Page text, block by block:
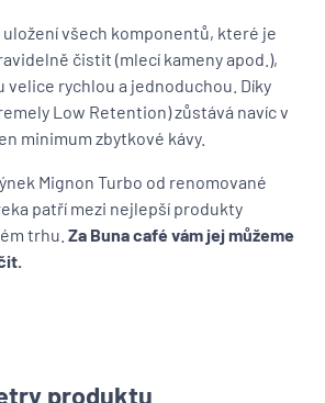
všech komponentů, které je
čistit (mlecí kameny apod.),
velice rychlou a jednoduchou. Díky
Low Retention) zůstává navíc v
minimum zbytkové kávy.
Mignon Turbo od renomované
patří mezi nejlepší produkty
trhu. Za Buna café vám jej můžeme
produktu